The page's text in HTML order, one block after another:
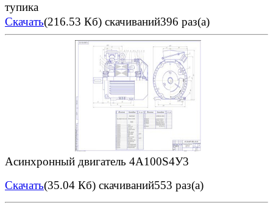
тупика
Скачать(216.53 Кб) скачиваний396 раз(а)
Асинхронный двигатель 4А100S4У3
Скачать(35.04 Кб) скачиваний553 раз(а)